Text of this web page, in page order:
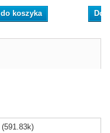
koszyka